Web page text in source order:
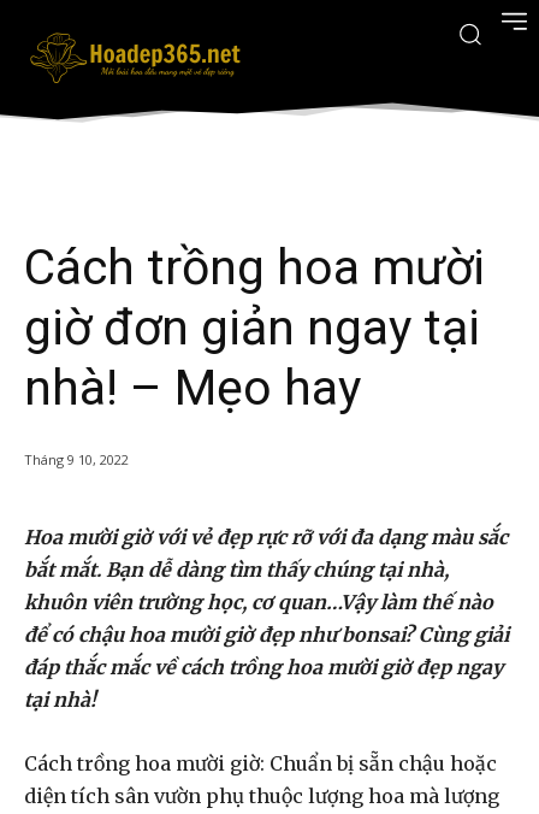
Cách trồng hoa mười
giờ đơn giản ngay tại
nhà! – Mẹo hay
Tháng 9 10, 2022
Hoa mười giờ với vẻ đẹp rực rỡ với đa dạng màu sắc
bắt mắt. Bạn dễ dàng tìm thấy chúng tại nhà,
khuôn viên trường học, cơ quan…Vậy làm thế nào
để có chậu hoa mười giờ đẹp như bonsai? Cùng giải
đáp thắc mắc về cách trồng hoa mười giờ đẹp ngay
tại nhà!
Cách trồng hoa mười giờ: Chuẩn bị sẵn chậu hoặc
diện tích sân vườn phụ thuộc lượng hoa mà lượng